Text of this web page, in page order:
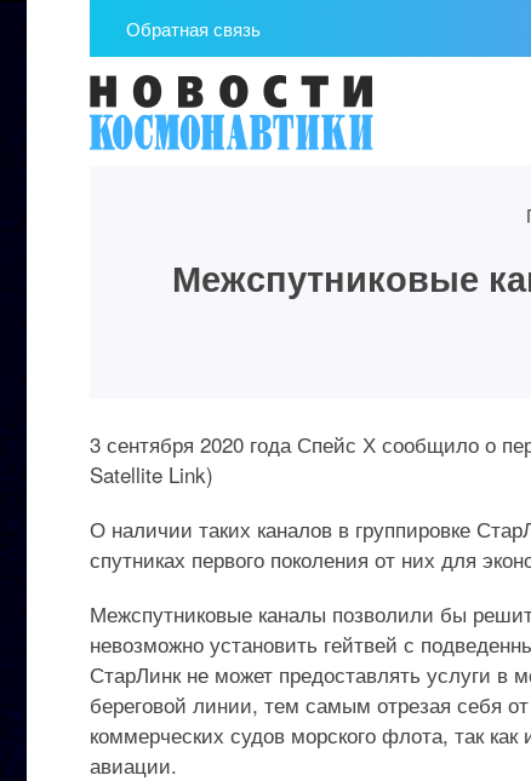
Обратная связь
Межспутниковые
3 сентября 2020 года Спейс Х сообщило о
Satellite Link)
О наличии таких каналов в группировке
спутниках первого поколения от них для
Межспутниковые каналы позволили бы
невозможно установить гейтвей с
СтарЛинк не может предоставлять услуги в
береговой линии, тем самым отрезая себя
коммерческих судов морского флота, так
авиации.